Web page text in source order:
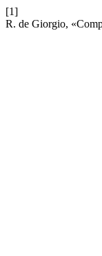
[1]
R. de Giorgio,